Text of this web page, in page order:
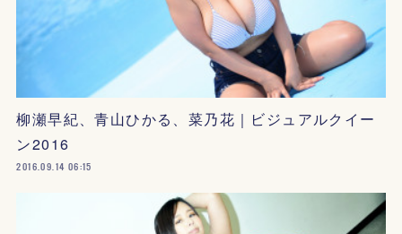
柳瀬早紀、青山ひかる、菜乃花｜ビジュアルクイー
ン2016
2016.09.14 06:15